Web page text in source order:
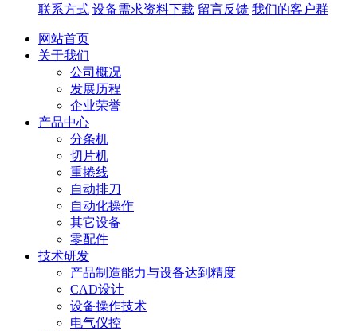
联系方式 设备需求资料下载 留言反馈 我们的客户群
网站首页
关于我们
公司概况
发展历程
企业荣誉
产品中心
分条机
切片机
重捲线
自动排刀
自动化操作
其它设备
零配件
技术研发
产品制造能力与设备达到精度
CAD设计
设备操作技术
电气仪控